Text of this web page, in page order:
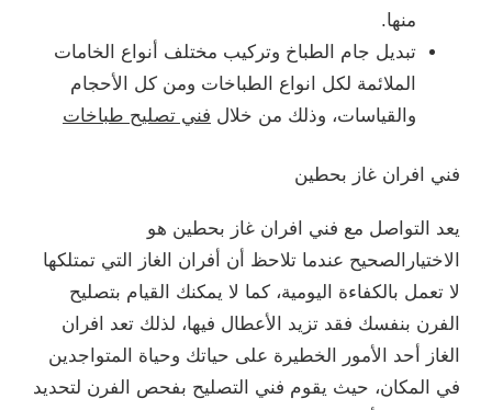
منها.
تبديل جام الطباخ وتركيب مختلف أنواع الخامات
الملائمة لكل انواع الطباخات ومن كل الأحجام
والقياسات، وذلك من خلال فني تصليح طباخات
فني افران غاز بحطين
يعد التواصل مع فني افران غاز بحطين هو
الاختيارالصحيح عندما تلاحظ أن أفران الغاز التي تمتلكها
لا تعمل بالكفاءة اليومية، كما لا يمكنك القيام بتصليح
الفرن بنفسك فقد تزيد الأعطال فيها، لذلك تعد افران
الغاز أحد الأمور الخطيرة على حياتك وحياة المتواجدين
في المكان، حيث يقوم فني التصليح بفحص الفرن لتحديد